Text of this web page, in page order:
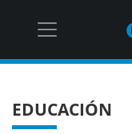
EDUCACIÓN